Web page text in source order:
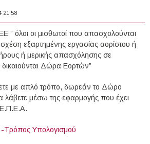
21:58
όλοι οι μισθωτοί που απασχολούνται
σχέση εξαρτημένης εργασίας αορίστου ή
ή μερικής απασχόλησης σε
Δώρα Εορτών”
με απλό τρόπο, δωρεάν το Δώρο
λάβετε μέσω της εφαρμογής που έχει
Υπολογισμού